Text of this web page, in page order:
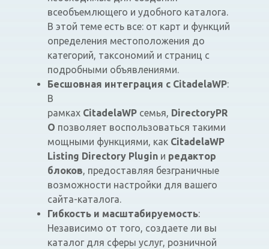
всеобъемлющего и удобного каталога.
В этой теме есть все: от карт и функций
определения местоположения до
категорий, таксономий и страниц с
подробными объявлениями.
Бесшовная интеграция с CitadelaWP:
В
рамках CitadelaWP семья, DirectoryPR
O позволяет воспользоваться такими
мощными функциями, как CitadelaWP
Listing Directory Plugin и редактор
блоков, предоставляя безграничные
возможности настройки для вашего
сайта-каталога.
Гибкость и масштабируемость:
Независимо от того, создаете ли вы
каталог для сферы услуг, розничной